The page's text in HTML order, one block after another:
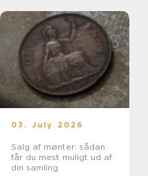
03. July 2026
Salg af mønter: sådan
får du mest muligt ud af
din samling